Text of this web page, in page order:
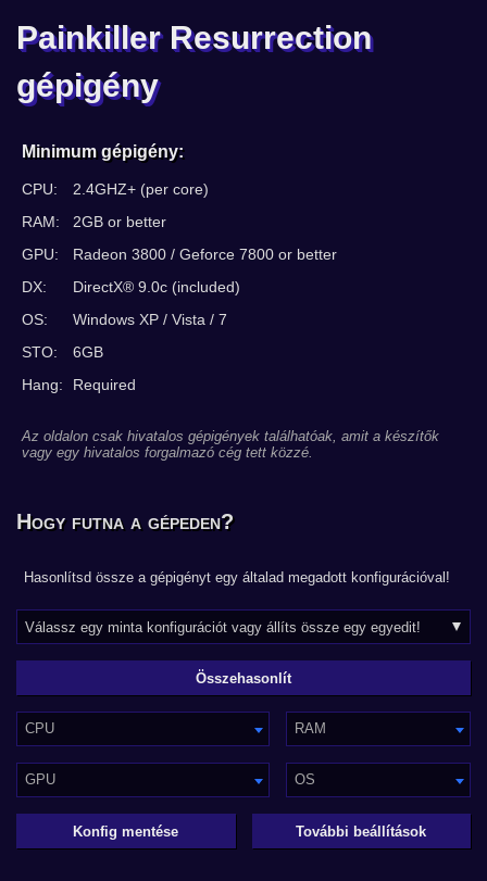
Painkiller Resurrection
gépigény
Minimum gépigény:
CPU:
2.4GHZ+ (per core)
RAM:
2GB or better
GPU:
Radeon 3800 / Geforce 7800 or better
DX:
DirectX® 9.0c (included)
OS:
Windows XP / Vista / 7
STO:
6GB
Hang:
Required
Az oldalon csak hivatalos gépigények találhatóak, amit a készítők
vagy egy hivatalos forgalmazó cég tett közzé.
Hogy futna a gépeden?
Hasonlítsd össze a gépigényt egy általad megadott konfigurációval!
CPU RAM
GPU OS
Konfig mentése További beállítások